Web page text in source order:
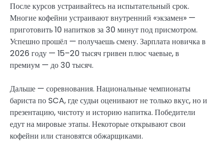
После курсов устраивайтесь на испытательный срок.
Многие кофейни устраивают внутренний «экзамен» —
приготовить 10 напитков за 30 минут под присмотром.
Успешно прошёл — получаешь смену. Зарплата новичка в
2026 году — 15–20 тысяч гривен плюс чаевые, в
премиум — до 30 тысяч.
Дальше — соревнования. Национальные чемпионаты
бариста по SCA, где судьи оценивают не только вкус, но и
презентацию, чистоту и историю напитка. Победители
едут на мировые этапы. Некоторые открывают свои
кофейни или становятся обжарщиками.